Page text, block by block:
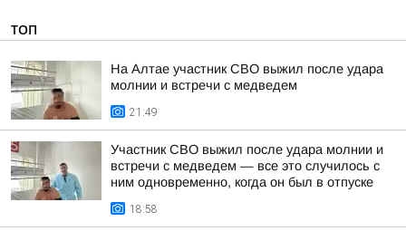
ТОП
На Алтае участник СВО выжил после удара
молнии и встречи с медведем
21:49
Участник СВО выжил после удара молнии и
встречи с медведем — все это случилось с
ним одновременно, когда он был в отпуске
18:58